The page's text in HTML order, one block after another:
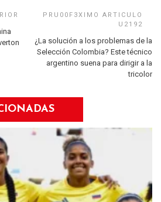
¿La solución a los problemas de la
Selección Colombia? Este técnico
argentino suena para dirigir a la
tricolor